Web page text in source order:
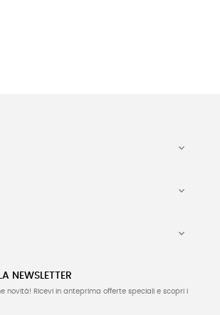



NEWSLETTER
novità! Ricevi in anteprima offerte speciali e scopri i